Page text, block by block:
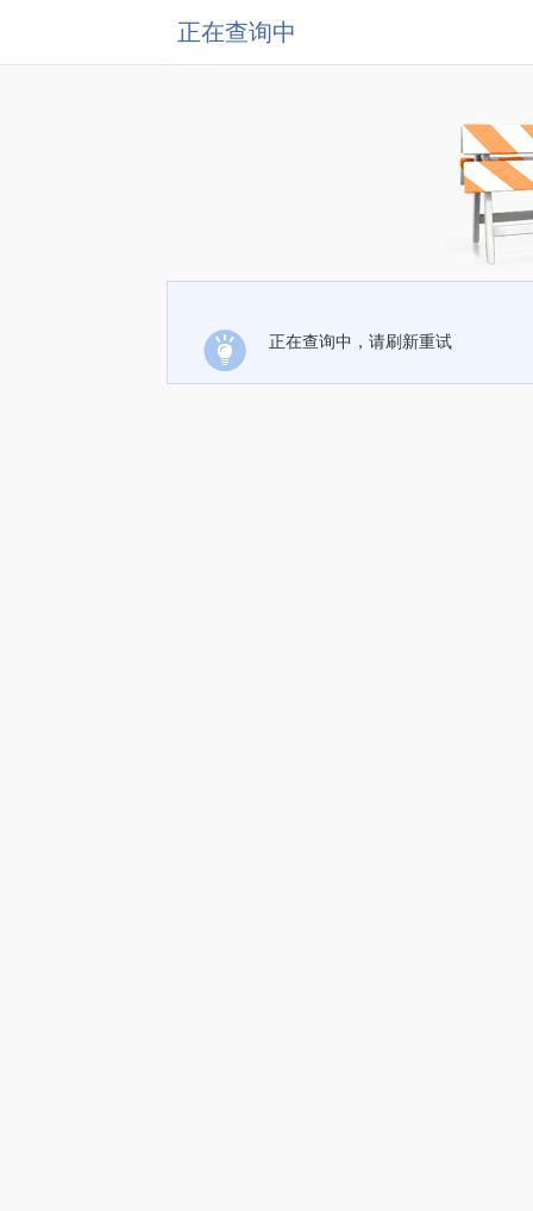
正在查询中
正在查询中，请刷新重试